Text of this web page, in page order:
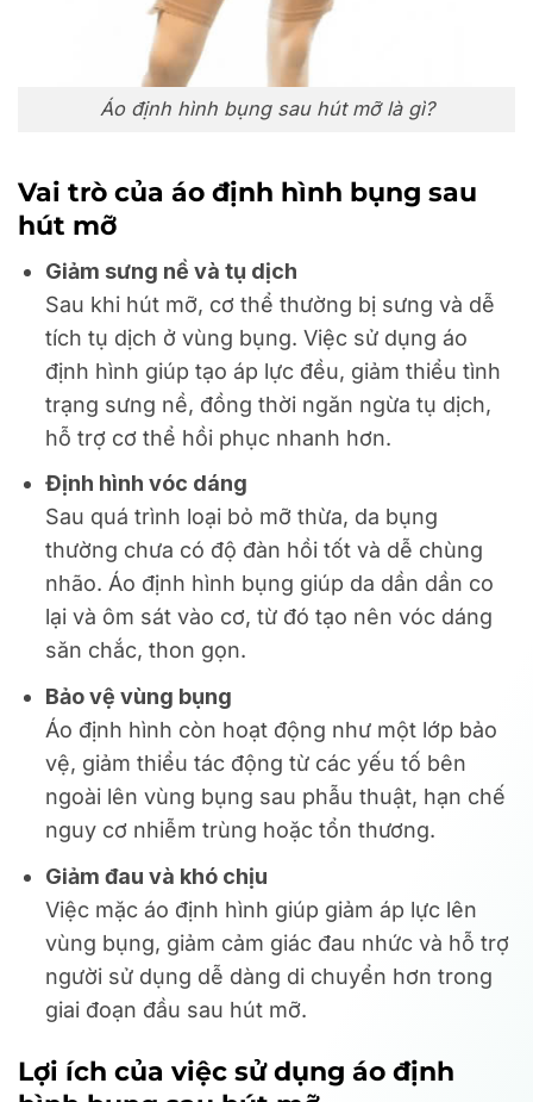
Áo định hình bụng sau hút mỡ là gì?
Vai trò của áo định hình bụng sau
hút mỡ
Giảm sưng nề và tụ dịch
Sau khi hút mỡ, cơ thể thường bị sưng và dễ
tích tụ dịch ở vùng bụng. Việc sử dụng áo
định hình giúp tạo áp lực đều, giảm thiểu tình
trạng sưng nề, đồng thời ngăn ngừa tụ dịch,
hỗ trợ cơ thể hồi phục nhanh hơn.
Định hình vóc dáng
Sau quá trình loại bỏ mỡ thừa, da bụng
thường chưa có độ đàn hồi tốt và dễ chùng
nhão. Áo định hình bụng giúp da dần dần co
lại và ôm sát vào cơ, từ đó tạo nên vóc dáng
săn chắc, thon gọn.
Bảo vệ vùng bụng
Áo định hình còn hoạt động như một lớp bảo
vệ, giảm thiểu tác động từ các yếu tố bên
ngoài lên vùng bụng sau phẫu thuật, hạn chế
nguy cơ nhiễm trùng hoặc tổn thương.
Giảm đau và khó chịu
Việc mặc áo định hình giúp giảm áp lực lên
vùng bụng, giảm cảm giác đau nhức và hỗ trợ
người sử dụng dễ dàng di chuyển hơn trong
giai đoạn đầu sau hút mỡ.
Lợi ích của việc sử dụng áo định